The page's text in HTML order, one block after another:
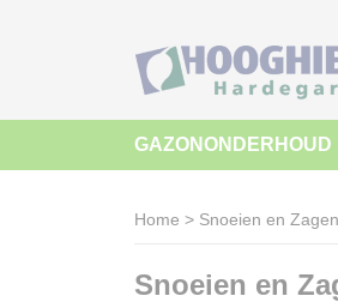
GAZONONDERHOUD
Home > Snoeien en Zagen
Snoeien en